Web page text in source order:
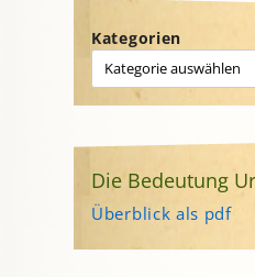
Kategorien
Die Bedeutung
Überblick als pdf